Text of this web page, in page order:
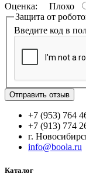
Оценка: Плохо
Защита от
Введите код в
Отправить отзыв
+7 (953) 764
+7 (913) 774
г.
info@boola.ru
Каталог